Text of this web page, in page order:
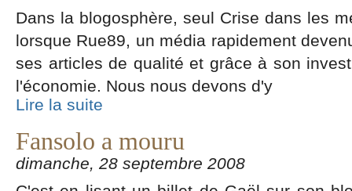
Dans la blogosphère, seul Crise dans les
lorsque Rue89, un média rapidement
ses articles de qualité et grâce à son
l'économie. Nous nous devons d'y
Lire la suite
Fansolo a mouru
dimanche, 28 septembre 2008